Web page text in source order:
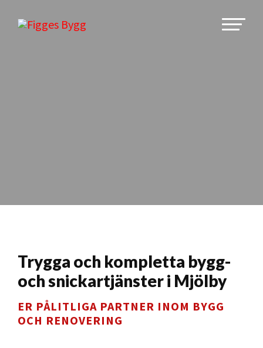
Trygga och kompletta bygg-
och snickartjänster i Mjölby
ER PÅLITLIGA PARTNER INOM BYGG
OCH RENOVERING